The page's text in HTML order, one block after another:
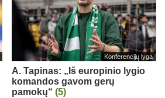
Konferencijų lyga
A. Tapinas: „Iš europinio lygio
komandos gavom gerų
pamokų“(5)